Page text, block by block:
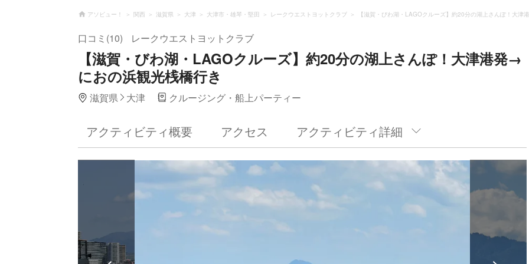
アソビュー！ 関西 滋賀県 大津 大津市・雄琴・堅田 レークウエストヨットクラブ 【滋賀・びわ湖・LAGOクルーズ】約20分の湖上さんぽ！大津
口コミ(10) レークウエストヨットクラブ
【滋賀・びわ湖・LAGOクルーズ】約20分の湖上さんぽ！大津港発→
におの浜観光桟橋行き
滋賀県 大津 クルージング・船上パーティー
アクティビティ概要 アクセス アクティビティ詳細